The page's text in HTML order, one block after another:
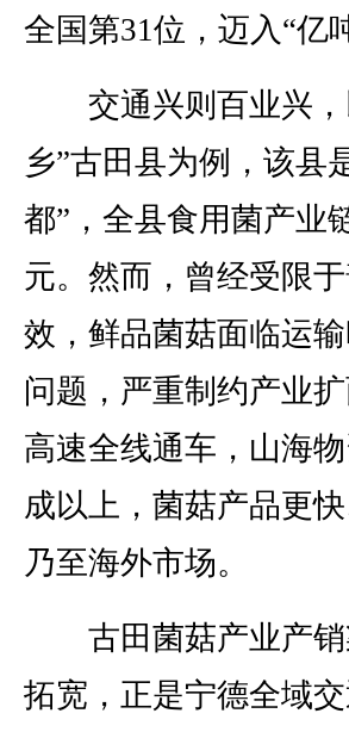
全国第31位，迈入“亿
交通兴则百业兴，
乡”古田县为例，该县
都”，全县食用菌产业
元。然而，曾经受限
效，鲜品菌菇面临运
问题，严重制约产业
高速全线通车，山海
成以上，菌菇产品更
乃至海外市场。
古田菌菇产业产销
拓宽，正是宁德全域